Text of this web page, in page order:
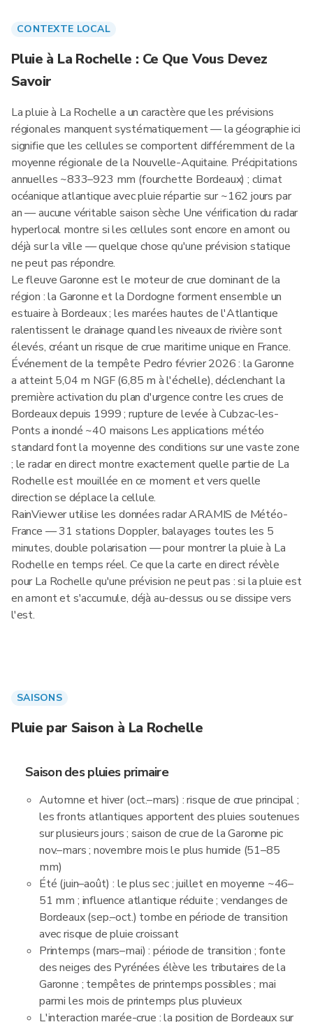
CONTEXTE LOCAL
Pluie à La Rochelle : Ce Que Vous Devez
Savoir
La pluie à La Rochelle a un caractère que les prévisions
régionales manquent systématiquement — la géographie ici
signifie que les cellules se comportent différemment de la
moyenne régionale de la Nouvelle-Aquitaine. Précipitations
annuelles ~833–923 mm (fourchette Bordeaux) ; climat
océanique atlantique avec pluie répartie sur ~162 jours par
an — aucune véritable saison sèche Une vérification du radar
hyperlocal montre si les cellules sont encore en amont ou
déjà sur la ville — quelque chose qu'une prévision statique
ne peut pas répondre.
Le fleuve Garonne est le moteur de crue dominant de la
région : la Garonne et la Dordogne forment ensemble un
estuaire à Bordeaux ; les marées hautes de l'Atlantique
ralentissent le drainage quand les niveaux de rivière sont
élevés, créant un risque de crue maritime unique en France.
Événement de la tempête Pedro février 2026 : la Garonne
a atteint 5,04 m NGF (6,85 m à l'échelle), déclenchant la
première activation du plan d'urgence contre les crues de
Bordeaux depuis 1999 ; rupture de levée à Cubzac-les-
Ponts a inondé ~40 maisons Les applications météo
standard font la moyenne des conditions sur une vaste zone
; le radar en direct montre exactement quelle partie de La
Rochelle est mouillée en ce moment et vers quelle
direction se déplace la cellule.
RainViewer utilise les données radar ARAMIS de Météo-
France — 31 stations Doppler, balayages toutes les 5
minutes, double polarisation — pour montrer la pluie à La
Rochelle en temps réel. Ce que la carte en direct révèle
pour La Rochelle qu'une prévision ne peut pas : si la pluie est
en amont et s'accumule, déjà au-dessus ou se dissipe vers
l'est.
SAISONS
Pluie par Saison à La Rochelle
Saison des pluies primaire
Automne et hiver (oct.–mars) : risque de crue principal ;
les fronts atlantiques apportent des pluies soutenues
sur plusieurs jours ; saison de crue de la Garonne pic
nov.–mars ; novembre mois le plus humide (51–85
mm)
Été (juin–août) : le plus sec ; juillet en moyenne ~46–
51 mm ; influence atlantique réduite ; vendanges de
Bordeaux (sep.–oct.) tombe en période de transition
avec risque de pluie croissant
Printemps (mars–mai) : période de transition ; fonte
des neiges des Pyrénées élève les tributaires de la
Garonne ; tempêtes de printemps possibles ; mai
parmi les mois de printemps plus pluvieux
L'interaction marée-crue : la position de Bordeaux sur